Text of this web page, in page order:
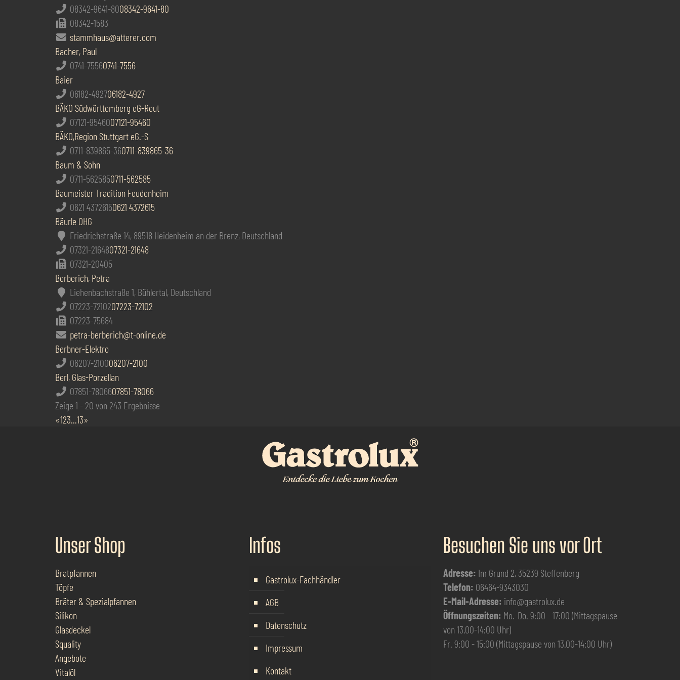
08342-9641-8008342-9641-80
08342-1583
stammhaus@atterer.com
Bacher, Paul
0741-75560741-7556
Baier
06182-492706182-4927
BÄKO Südwürttemberg eG-Reut
07121-9546007121-95460
BÄKO,Region Stuttgart eG.-S
0711-839865-360711-839865-36
Baum & Sohn
0711-5625850711-562585
Baumeister Tradition Feudenheim
0621 43726150621 4372615
Bäurle OHG
Friedrichstraße 14, 89518 Heidenheim an der Brenz, Deutschland
07321-2164807321-21648
07321-20405
Berberich, Petra
Liehenbachstraße 1, Bühlertal, Deutschland
07223-7210207223-72102
07223-75684
petra-berberich@t-online.de
Berbner-Elektro
06207-210006207-2100
Berl, Glas-Porzellan
07851-7806607851-78066
Zeige 1 - 20 von 243 Ergebnisse
«123...13»
Unser Shop
Bratpfannen
Töpfe
Bräter & Spezialpfannen
Silikon
Glasdeckel
Squality
Angebote
Vitalöl
Infos
Gastrolux-Fachhändler
AGB
Datenschutz
Impressum
Kontakt
Besuchen Sie uns vor Ort
Adresse: Im Grund 2, 35239 Steffenberg
Telefon: 06464-9343030
E-Mail-Adresse: info@gastrolux.de
Öffnungszeiten: Mo.-Do. 9:00 - 17:00 (Mittagspause
von 13.00-14:00 Uhr)
Fr. 9:00 - 15:00 (Mittagspause von 13.00-14:00 Uhr)